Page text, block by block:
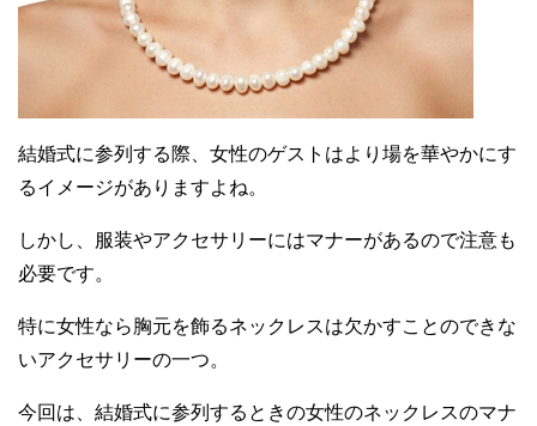
結婚式に参列する際、女性のゲストはより場を華やかにす
るイメージがありますよね。
しかし、服装やアクセサリーにはマナーがあるので注意も
必要です。
特に女性なら胸元を飾るネックレスは欠かすことのできな
いアクセサリーの一つ。
今回は、結婚式に参列するときの女性のネックレスのマナ